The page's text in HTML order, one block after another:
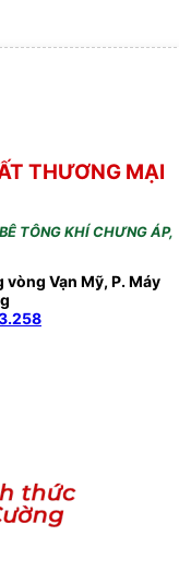
THƯƠNG MẠI
TÔNG KHÍ CHƯNG ÁP,
vòng Vạn Mỹ, P. Máy